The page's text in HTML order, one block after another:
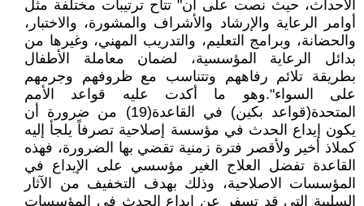
الأحداث، حيث نصت على أن" تتاح ترتيبات مختلفة مثل
أوامر الرعاية والإرشاد والأشراف والمشورة، والاختبار،
والحضانة، وبرامج التعليم، والتدريب المهني، وغيرها من
بدائل الرعاية المؤسسية، لضمان معاملة الأطفال
بطريقة تلائم رفاههم وتتناسب مع ظروفهم وجرمهم
على السواء".وهو ما أكدت عليه قواعد الأمم
المتحدة(قواعد بكين) في القاعدة(19) من ضرورة أن
يكون إيداع الحدث في مؤسسة إصلاحية تصرفاً يلجأ إليه
كملاذ أخير ولأقصر فترة زمنية تقضي بها الضرورة، فهذه
القاعدة تفضل العلاج الغير مؤسسي على الإيداع في
المؤسسات الاصلاحية، وذلك بهدف التخفيف من الآثار
السلبية التي قد تسفر عن إيداع الحدث في المؤسسات